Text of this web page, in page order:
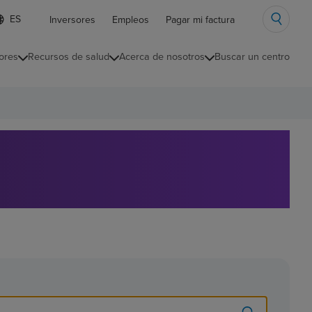
Inversores Empleos Pagar mi factura
Recursos de salud Acerca de nosotros Buscar un centro